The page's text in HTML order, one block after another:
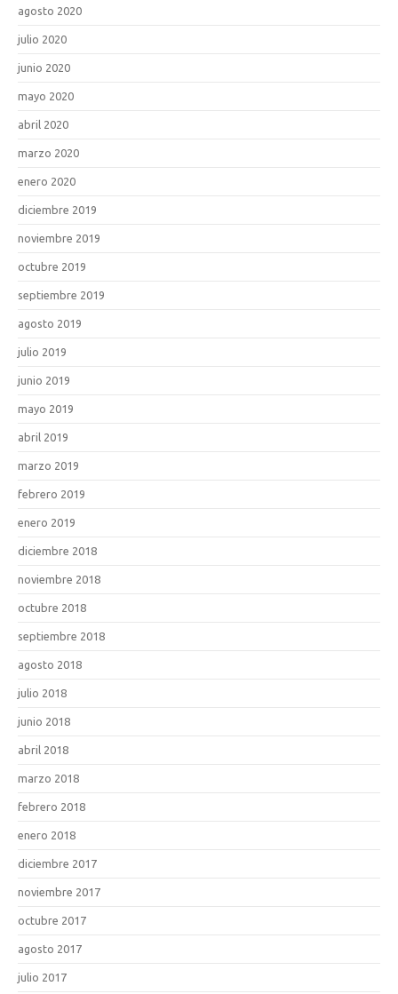
agosto 2020
julio 2020
junio 2020
mayo 2020
abril 2020
marzo 2020
enero 2020
diciembre 2019
noviembre 2019
octubre 2019
septiembre 2019
agosto 2019
julio 2019
junio 2019
mayo 2019
abril 2019
marzo 2019
febrero 2019
enero 2019
diciembre 2018
noviembre 2018
octubre 2018
septiembre 2018
agosto 2018
julio 2018
junio 2018
abril 2018
marzo 2018
febrero 2018
enero 2018
diciembre 2017
noviembre 2017
octubre 2017
agosto 2017
julio 2017